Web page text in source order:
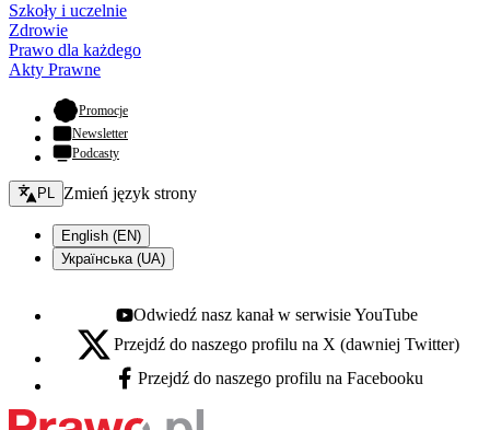
Szkoły i uczelnie
Zdrowie
Prawo dla każdego
Akty Prawne
Promocje- otwiera się w nowej karcie
Newsletter
Podcasty
Zmień język - bieżący:
PL Zmień język strony
English (EN)
Українська (UA)
Youtube - otwiera się w nowej karcie
Odwiedź nasz kanał w serwisie YouTube
X - otwiera się w nowej karcie
Przejdź do naszego profilu na X (dawniej Twitter)
Facebook - otwiera się w nowej karcie
Przejdź do naszego profilu na Facebooku